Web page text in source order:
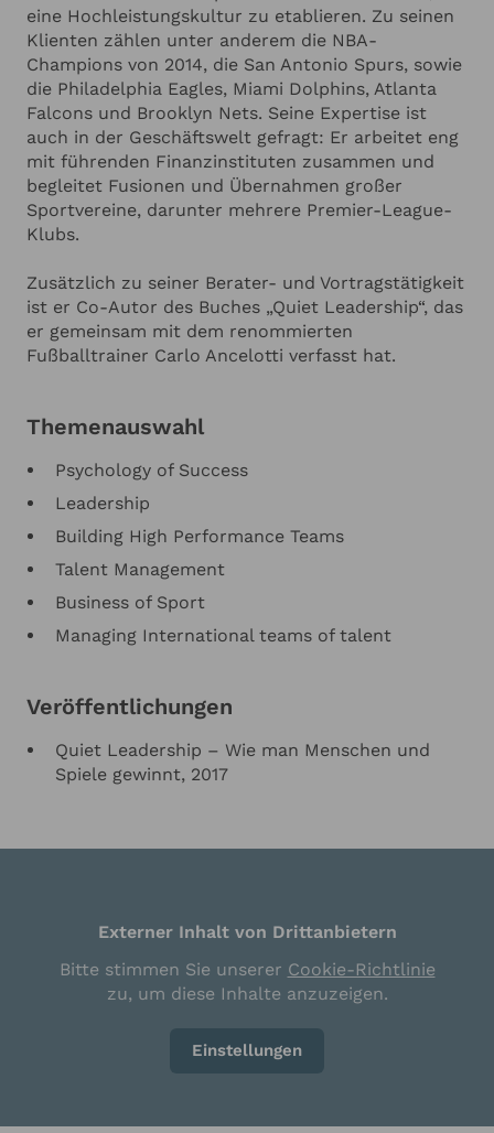
eine Hochleistungskultur zu etablieren. Zu seinen
Klienten zählen unter anderem die NBA-
Champions von 2014, die San Antonio Spurs, sowie
die Philadelphia Eagles, Miami Dolphins, Atlanta
Falcons und Brooklyn Nets. Seine Expertise ist
auch in der Geschäftswelt gefragt: Er arbeitet eng
mit führenden Finanzinstituten zusammen und
begleitet Fusionen und Übernahmen großer
Sportvereine, darunter mehrere Premier-League-
Klubs.
Zusätzlich zu seiner Berater- und Vortragstätigkeit
ist er Co-Autor des Buches „Quiet Leadership“, das
er gemeinsam mit dem renommierten
Fußballtrainer Carlo Ancelotti verfasst hat.
Themenauswahl
Psychology of Success
Leadership
Building High Performance Teams
Talent Management
Business of Sport
Managing International teams of talent
Veröffentlichungen
Quiet Leadership – Wie man Menschen und
Spiele gewinnt, 2017
Externer Inhalt von Drittanbietern
Bitte stimmen Sie unserer Cookie-Richtlinie
zu, um diese Inhalte anzuzeigen.
Einstellungen